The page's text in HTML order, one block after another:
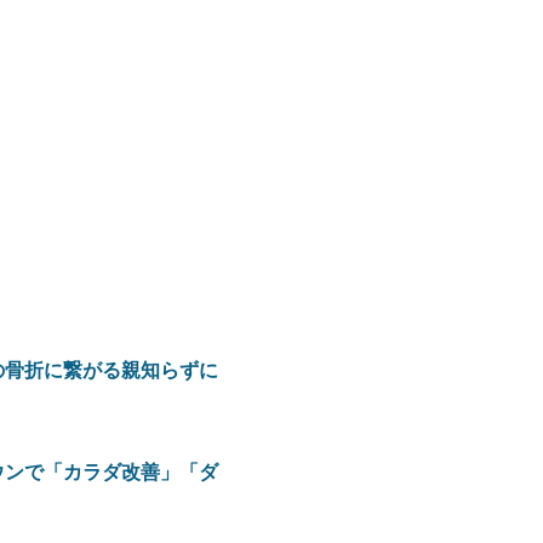
折に繋がる親知らずに
で「カラダ改善」「ダ